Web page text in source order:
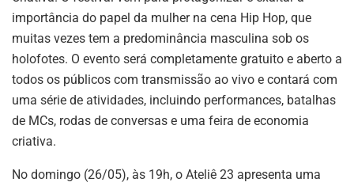
importância do papel da mulher na cena Hip Hop, que
muitas vezes tem a predominância masculina sob os
holofotes. O evento será completamente gratuito e aberto a
todos os públicos com transmissão ao vivo e contará com
uma série de atividades, incluindo performances, batalhas
de MCs, rodas de conversas e uma feira de economia
criativa.
No domingo (26/05), às 19h, o Ateliê 23 apresenta uma